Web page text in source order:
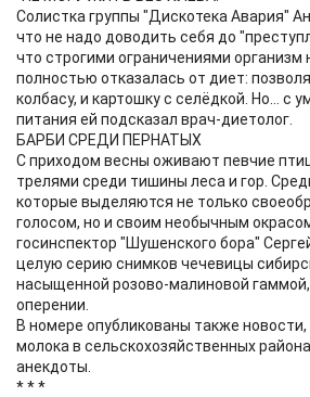
Солистка группы "Дискотека Авария"
что не надо доводить себя до
что строгими ограничениями организм
полностью отказалась от диет:
колбасу, и картошку с селёдкой. Но... с
питания ей подсказал врач-диетолог.
БАРБИ СРЕДИ ПЕРНАТЫХ
С приходом весны оживают певчие
трелями среди тишины леса и гор.
которые выделяются не только
голосом, но и своим необычным
госинспектор "Шушенского бора"
целую серию снимков чечевицы
насыщенной розово-малиновой
оперении.
В номере опубликованы также
молока в сельскохозяйственных
анекдоты.
* * *